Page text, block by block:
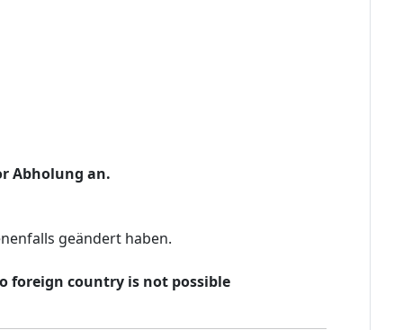
Abholung an.
geändert haben.
foreign country is not possible